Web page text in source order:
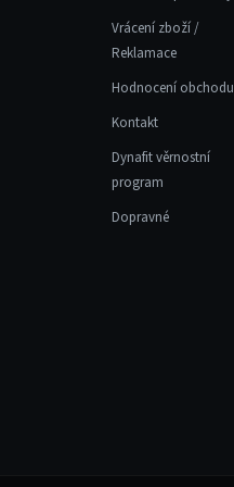
Vrácení zboží /
Reklamace
Hodnocení obchodu
Kontakt
Dynafit věrnostní
program
Dopravné